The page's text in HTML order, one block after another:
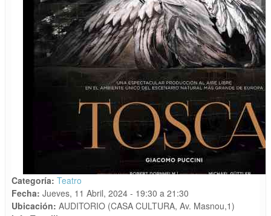
Categoría: Teatro
Fecha: Jueves, 11 Abril, 2024 - 19:30 a 21:30
Ubicación: AUDITORIO (CASA CULTURA, Av. Masnou,1)